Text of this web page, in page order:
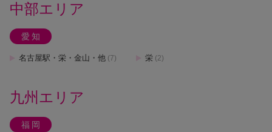
中部エリア
愛知
名古屋駅・栄・金山・他 (7) 栄 (2)
九州エリア
福岡